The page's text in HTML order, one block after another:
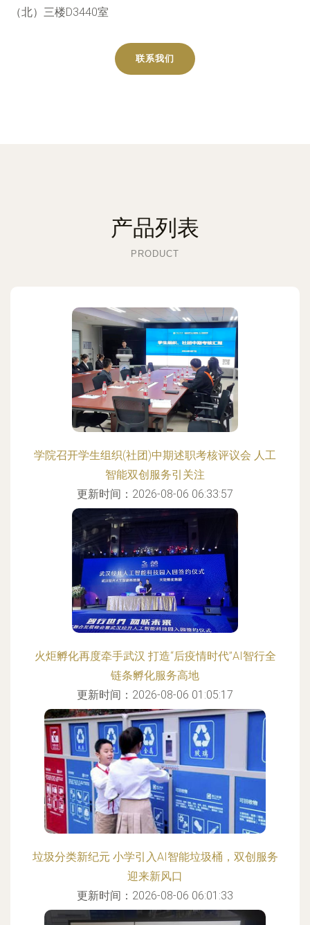
（北）三楼D3440室
联系我们
产品列表
PRODUCT
学院召开学生组织(社团)中期述职考核评议会 人工
智能双创服务引关注
更新时间：2026-08-06 06:33:57
火炬孵化再度牵手武汉 打造“后疫情时代”AI智行全
链条孵化服务高地
更新时间：2026-08-06 01:05:17
垃圾分类新纪元 小学引入AI智能垃圾桶，双创服务
迎来新风口
更新时间：2026-08-06 06:01:33